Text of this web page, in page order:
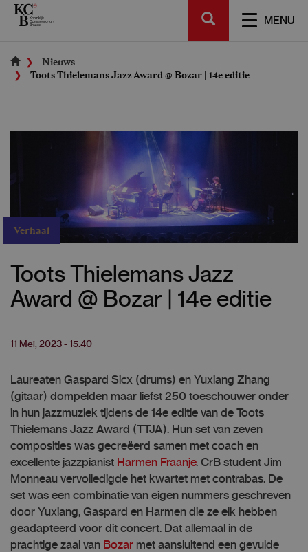
Skip
MENU
SEARCH
Nieuws
Toots Thielemans Jazz Award @ Bozar | 14e editie
Verhaal
Toots Thielemans Jazz
Award @ Bozar | 14e editie
11 Mei, 2023 - 15:40
Laureaten Gaspard Sicx (drums) en Yuxiang Zhang
(gitaar) dompelden maar liefst 250 toeschouwer onder
in hun jazzmuziek tijdens de 14e editie van de Toots
Thielemans Jazz Award (TTJA). Hun set van zeven
composities was gecreëerd samen met coach en
excellente jazzpianist Harmen Fraanje. CrB student Jim
Monneau vervolledigde het kwartet met contrabas. De
set was een combinatie van eigen nummers geschreven
door Yuxiang, Gaspard en Harmen die ze elk hebben
geadapteerd voor dit concert. Dat allemaal in de
prachtige zaal van Bozar met aansluitend een gevulde